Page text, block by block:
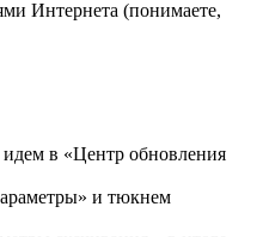
Интернета (понимаете,
в «Центр обновления
и тюкнем